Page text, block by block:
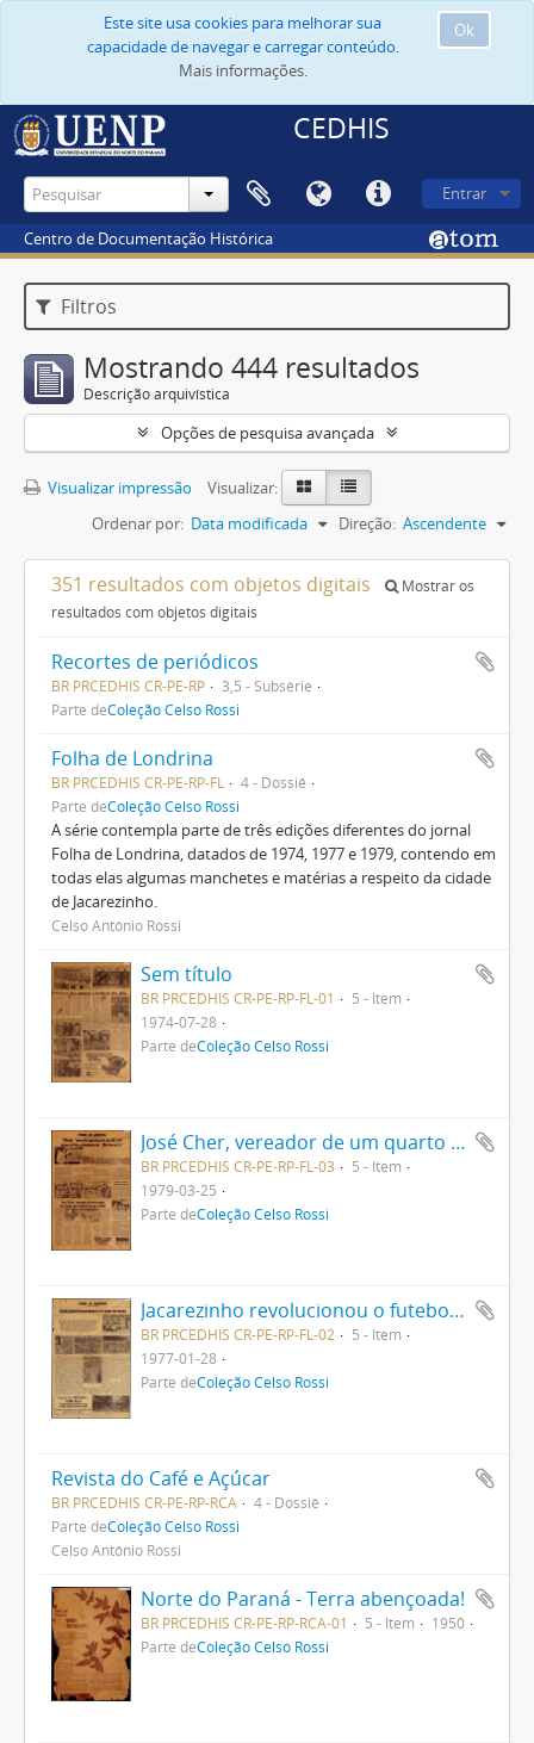
Ok
Este site usa cookies para melhorar sua
capacidade de navegar e carregar conteúdo.
Mais informações.
CEDHIS
Entrar
Centro de Documentação Histórica
Filtros
Mostrando 444 resultados
Descrição arquivística
Opções de pesquisa avançada
Visualizar impressão
Visualizar:
Ordenar por: Data modificada Direção: Ascendente
351 resultados com objetos digitais
Mostrar os
resultados com objetos digitais
Recortes de periódicos
BR PRCEDHIS CR-PE-RP
3,5 - Subsérie
Parte deColeção Celso Rossi
Folha de Londrina
BR PRCEDHIS CR-PE-RP-FL
4 - Dossiê
Parte deColeção Celso Rossi
A série contempla parte de três edições diferentes do jornal
Folha de Londrina, datados de 1974, 1977 e 1979, contendo em
todas elas algumas manchetes e matérias a respeito da cidade
de Jacarezinho.
Celso Antônio Rossi
Sem título
BR PRCEDHIS CR-PE-RP-FL-01
5 - Item
1974-07-28
Parte deColeção Celso Rossi
José Cher, vereador de um quarto de século, quer fim da Arena e MDB
BR PRCEDHIS CR-PE-RP-FL-03
5 - Item
1979-03-25
Parte deColeção Celso Rossi
Jacarezinho revolucionou o futebol do Paraná
BR PRCEDHIS CR-PE-RP-FL-02
5 - Item
1977-01-28
Parte deColeção Celso Rossi
Revista do Café e Açúcar
BR PRCEDHIS CR-PE-RP-RCA
4 - Dossiê
Parte deColeção Celso Rossi
Celso Antônio Rossi
Norte do Paraná - Terra abençoada!
BR PRCEDHIS CR-PE-RP-RCA-01 5 - Item
1950
Parte deColeção Celso Rossi